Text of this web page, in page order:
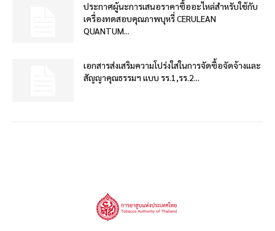
ประกาศผู้นะการเสนอราคาซื้ออะไหล่สำหรับใช้กับ
เครื่องทดสอบคุณภาพบุหรี่ CERULEAN
QUANTUM...
เอกสารส่งเสริมความโปร่งใสในการจัดซื้อจัดจ้างและ
สัญญาคุณธรรมฯ แบบ รร.1,รร.2...